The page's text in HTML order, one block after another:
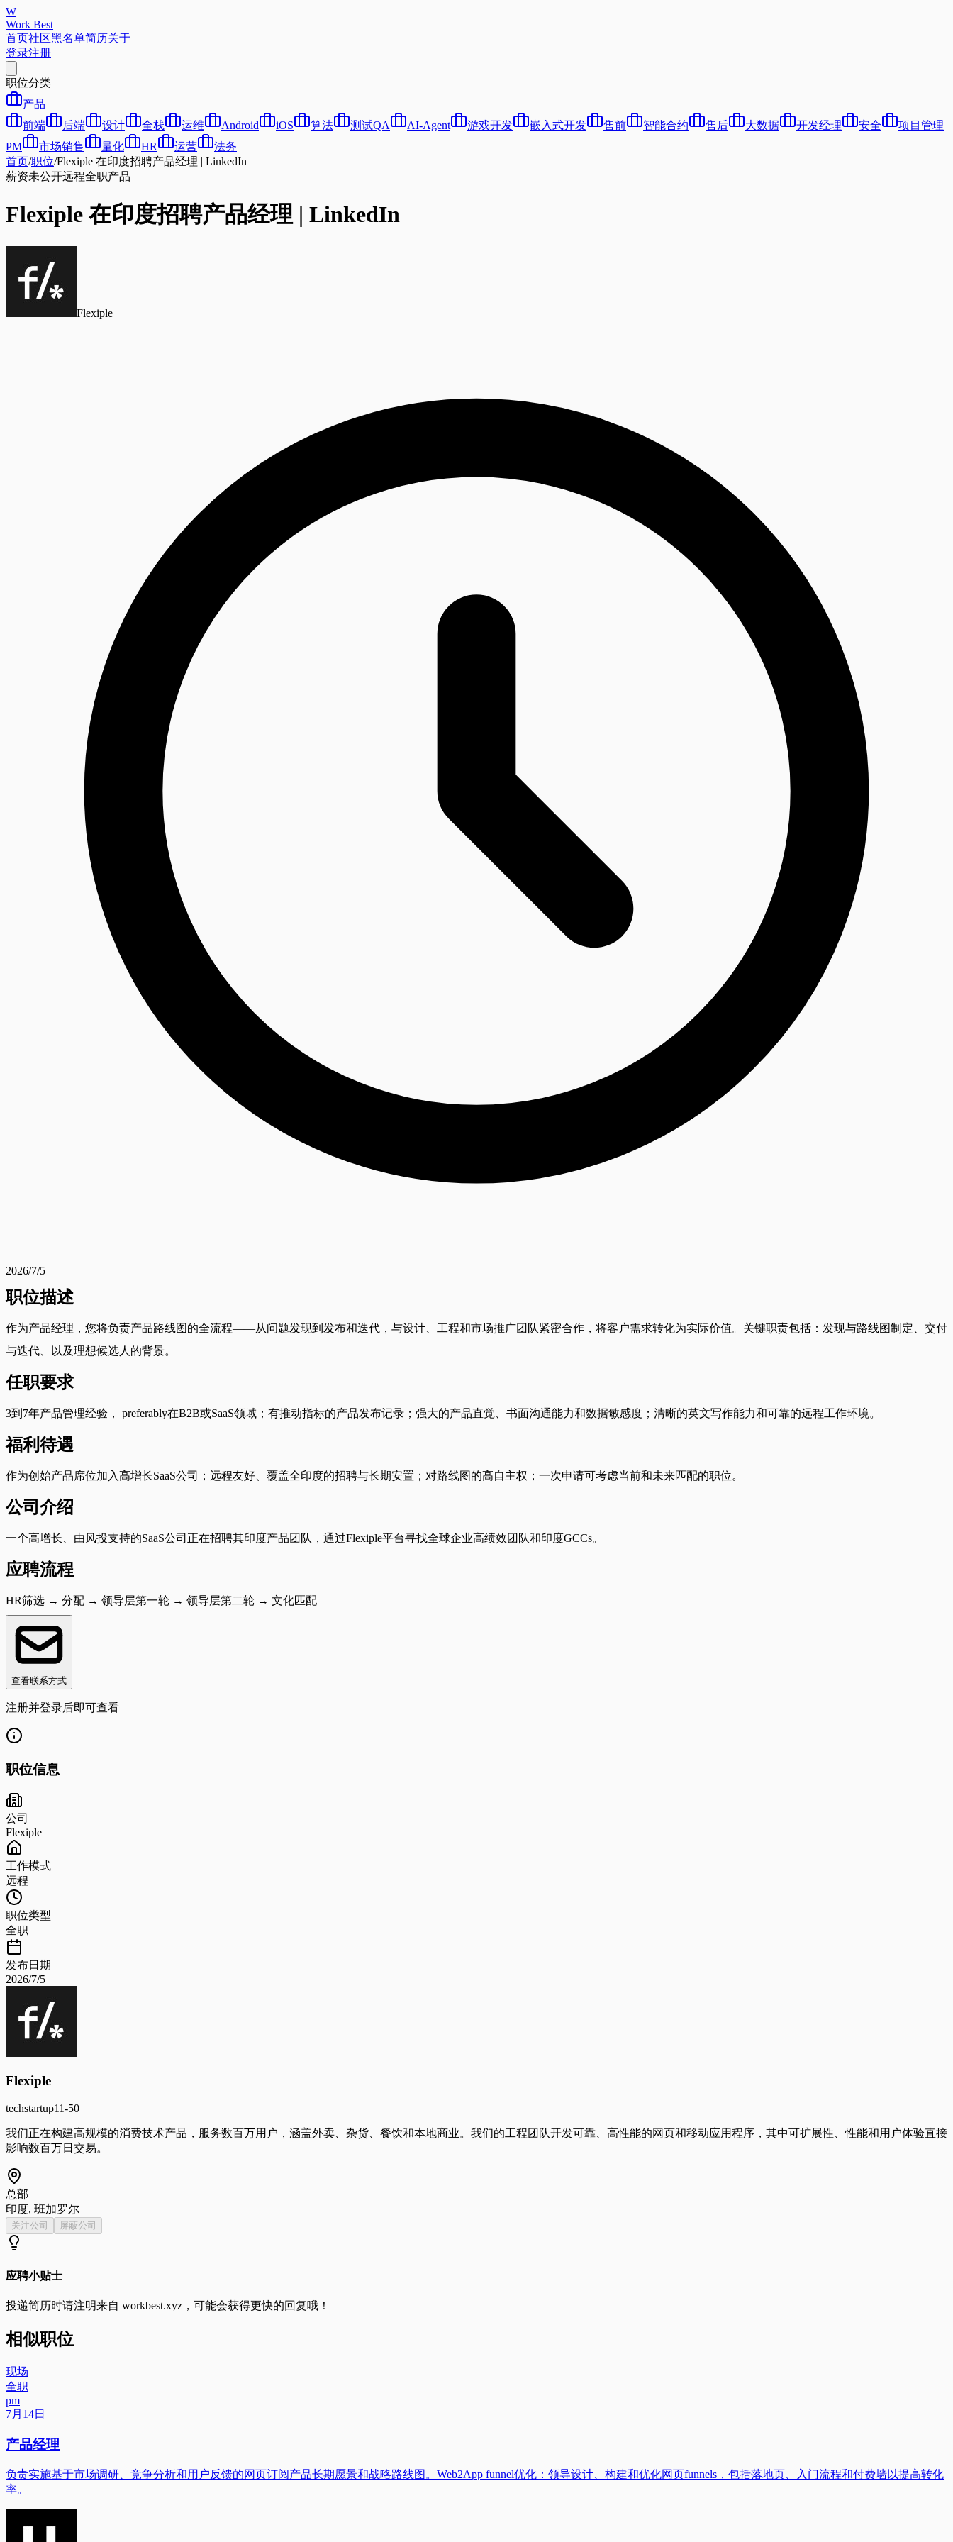
W
Work Best
首页社区黑名单简历关于
登录注册
职位分类
产品
前端
后端 设计 全栈 运维 Android iOS 算法 测试QA AI-Agent 游戏开发 嵌入式开发 售前 智能合约 售后 大数据 开发经理 安全
项目管理
PM
市场销售 量化 HR 运营
法务
首页/职位/Flexiple 在印度招聘产品经理 | LinkedIn
薪资未公开远程全职产品
Flexiple 在印度招聘产品经理 | LinkedIn
Flexiple
2026/7/5
职位描述
作为产品经理，您将负责产品路线图的全流程——从问题发现到发布和迭代，与设计、工程和市场推广团队紧密合作，将客户需求转化为实际价值。关键职责包括：发现与路线图制定、交付
与迭代、以及理想候选人的背景。
任职要求
3到7年产品管理经验， preferably在B2B或SaaS领域；有推动指标的产品发布记录；强大的产品直觉、书面沟通能力和数据敏感度；清晰的英文写作能力和可靠的远程工作环境。
福利待遇
作为创始产品席位加入高增长SaaS公司；远程友好、覆盖全印度的招聘与长期安置；对路线图的高自主权；一次申请可考虑当前和未来匹配的职位。
公司介绍
一个高增长、由风投支持的SaaS公司正在招聘其印度产品团队，通过Flexiple平台寻找全球企业高绩效团队和印度GCCs。
应聘流程
HR筛选 → 分配 → 领导层第一轮 → 领导层第二轮 → 文化匹配
查看联系方式
注册并登录后即可查看
职位信息
公司
Flexiple
工作模式
远程
职位类型
全职
发布日期
2026/7/5
Flexiple
techstartup11-50
我们正在构建高规模的消费技术产品，服务数百万用户，涵盖外卖、杂货、餐饮和本地商业。我们的工程团队开发可靠、高性能的网页和移动应用程序，其中可扩展性、性能和用户体验直接
影响数百万日交易。
总部
印度, 班加罗尔
关注公司 屏蔽公司
应聘小贴士
投递简历时请注明来自 workbest.xyz ，可能会获得更快的回复哦！
相似职位
现场
全职
pm
7月14日
产品经理
负责实施基于市场调研、竞争分析和用户反馈的网页订阅产品长期愿景和战略路线图。Web2App funnel优化：领导设计、构建和优化网页funnels，包括落地页、入门流程和付费墙以提高转化
率。